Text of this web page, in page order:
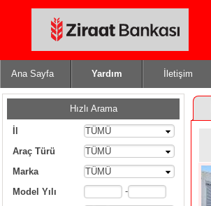
Ana Sayfa Yardım İletişim
Hızlı Arama
TÜMÜ
Araç Türü
TÜMÜ
Marka
TÜMÜ
Model Yılı
-